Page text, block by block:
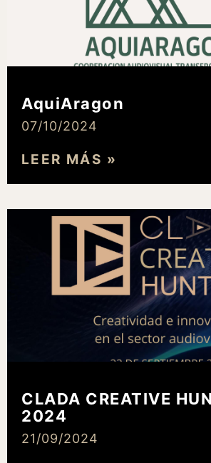
AquiAragon
07/10/2024
LEER MÁS »
CLADA CREATIVE
2024
21/09/2024